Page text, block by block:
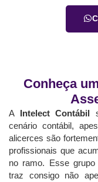
Conheça
A Intelect Contábil
cenário contábil,
alicerces são
profissionais que
no ramo. Esse grupo
traz consigo não